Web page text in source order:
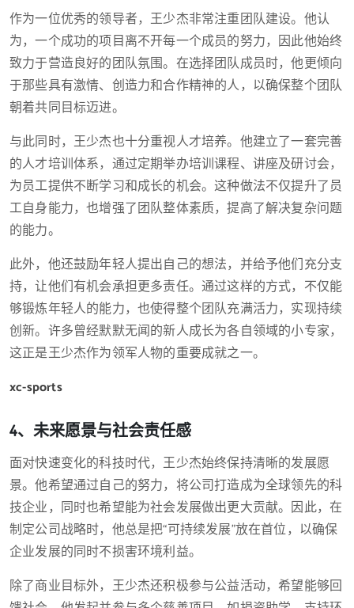
作为一位优秀的领导者，王少杰非常注重团队建设。他认
为，一个成功的项目离不开每一个成员的努力，因此他始终
致力于营造良好的团队氛围。在选择团队成员时，他更倾向
于那些具有激情、创造力和合作精神的人，以确保整个团队
朝着共同目标迈进。
与此同时，王少杰也十分重视人才培养。他建立了一套完善
的人才培训体系，通过定期举办培训课程、讲座及研讨会，
为员工提供不断学习和成长的机会。这种做法不仅提升了员
工自身能力，也增强了团队整体素质，提高了解决复杂问题
的能力。
此外，他还鼓励年轻人提出自己的想法，并给予他们充分支
持，让他们有机会承担更多责任。通过这样的方式，不仅能
够锻炼年轻人的能力，也使得整个团队充满活力，实现持续
创新。许多曾经默默无闻的新人成长为各自领域的小专家，
这正是王少杰作为领军人物的重要成就之一。
xc-sports
4、未来愿景与社会责任感
面对快速变化的科技时代，王少杰始终保持清晰的发展愿
景。他希望通过自己的努力，将公司打造成为全球领先的科
技企业，同时也希望能为社会发展做出更大贡献。因此，在
制定公司战略时，他总是把“可持续发展”放在首位，以确保
企业发展的同时不损害环境利益。
除了商业目标外，王少杰还积极参与公益活动，希望能够回